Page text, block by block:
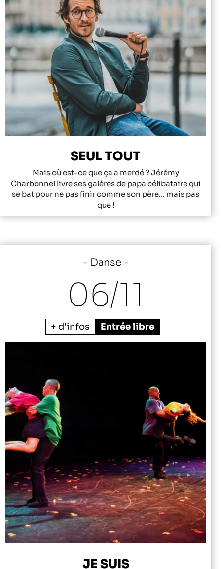
SEUL TOUT
Mais où est-ce que ça a merdé ? Jérémy
Charbonnel livre ses galères de papa célibataire qui
se bat pour ne pas finir comme son père... mais pas
que !
Danse
06/11
+ d'infos Entrée libre
JE SUIS